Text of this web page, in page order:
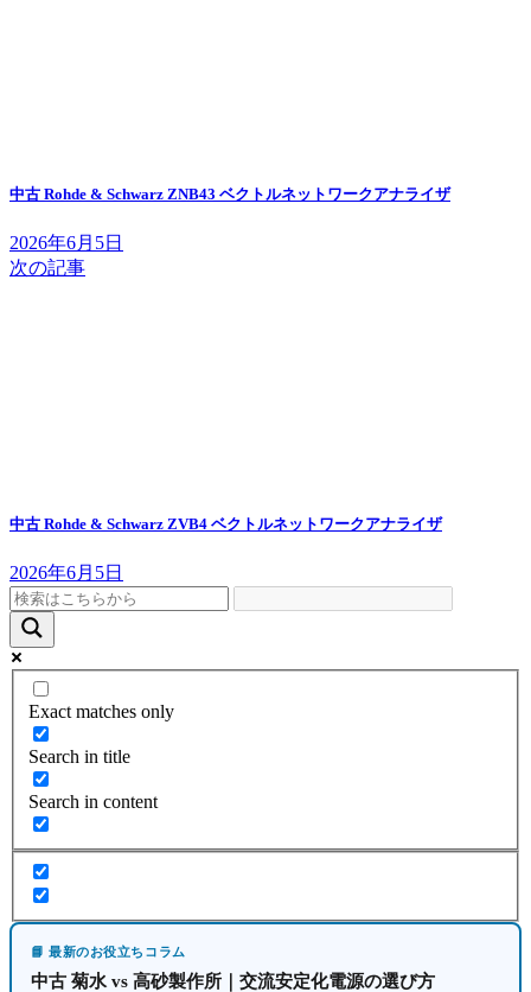
中古 Rohde & Schwarz ZNB43 ベクトルネットワークアナライザ
2026年6月5日
次の記事
中古 Rohde & Schwarz ZVB4 ベクトルネットワークアナライザ
2026年6月5日
Exact matches only
Search in title
Search in content
📘 最新のお役立ちコラム
中古 菊水 vs 高砂製作所｜交流安定化電源の選び方